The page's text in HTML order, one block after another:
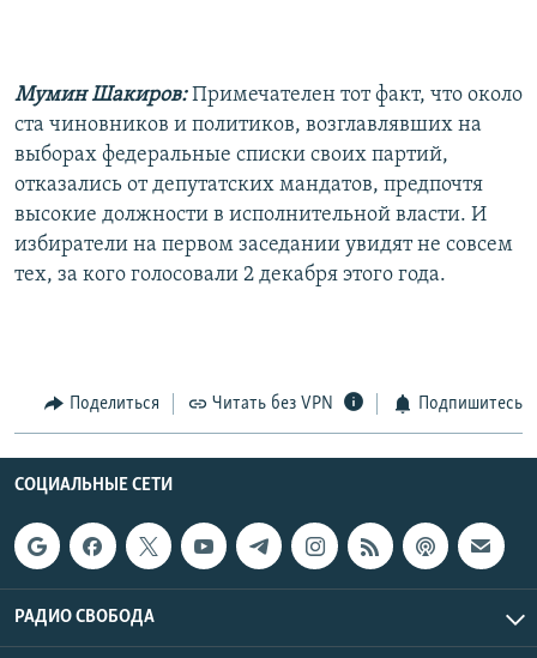
Мумин Шакиров: Примечателен тот факт, что около
ста чиновников и политиков, возглавлявших на
выборах федеральные списки своих партий,
отказались от депутатских мандатов, предпочтя
высокие должности в исполнительной власти. И
избиратели на первом заседании увидят не совсем
тех, за кого голосовали 2 декабря этого года.
Поделиться Читать без VPN Подпишитесь
СОЦИАЛЬНЫЕ СЕТИ
РАДИО СВОБОДА